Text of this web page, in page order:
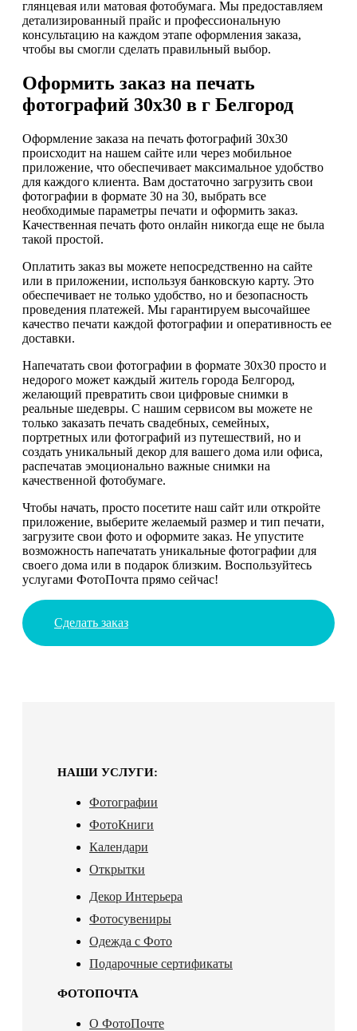
глянцевая или матовая фотобумага. Мы предоставляем
детализированный прайс и профессиональную
консультацию на каждом этапе оформления заказа,
чтобы вы смогли сделать правильный выбор.
Оформить заказ на печать
фотографий 30х30 в г Белгород
Оформление заказа на печать фотографий 30х30
происходит на нашем сайте или через мобильное
приложение, что обеспечивает максимальное удобство
для каждого клиента. Вам достаточно загрузить свои
фотографии в формате 30 на 30, выбрать все
необходимые параметры печати и оформить заказ.
Качественная печать фото онлайн никогда еще не была
такой простой.
Оплатить заказ вы можете непосредственно на сайте
или в приложении, используя банковскую карту. Это
обеспечивает не только удобство, но и безопасность
проведения платежей. Мы гарантируем высочайшее
качество печати каждой фотографии и оперативность ее
доставки.
Напечатать свои фотографии в формате 30х30 просто и
недорого может каждый житель города Белгород,
желающий превратить свои цифровые снимки в
реальные шедевры. С нашим сервисом вы можете не
только заказать печать свадебных, семейных,
портретных или фотографий из путешествий, но и
создать уникальный декор для вашего дома или офиса,
распечатав эмоционально важные снимки на
качественной фотобумаге.
Чтобы начать, просто посетите наш сайт или откройте
приложение, выберите желаемый размер и тип печати,
загрузите свои фото и оформите заказ. Не упустите
возможность напечатать уникальные фотографии для
своего дома или в подарок близким. Воспользуйтесь
услугами ФотоПочта прямо сейчас!
Сделать заказ
НАШИ УСЛУГИ:
Фотографии
ФотоКниги
Календари
Открытки
Декор Интерьера
Фотосувениры
Одежда с Фото
Подарочные сертификаты
ФОТОПОЧТА
О ФотоПочте